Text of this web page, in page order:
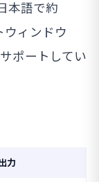
本語で約
ウィンドウ
ポートしてい
力